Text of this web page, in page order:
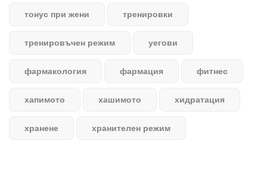
тонус при жени тренировки
тренировъчен режим уегови
фармакология фармация фитнес
хапимото хашимото хидратация
хранене хранителен режим